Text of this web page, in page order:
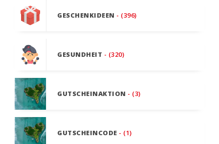
GESCHENKIDEEN - (396)
GESUNDHEIT - (320)
GUTSCHEINAKTION - (3)
GUTSCHEINCODE - (1)